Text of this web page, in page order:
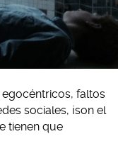
faltos
sociales, ¡son el
tienen que